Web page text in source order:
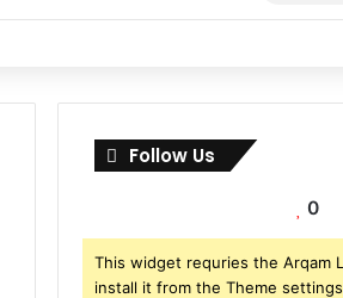
Follow Us
0
This widget requries the Arqam
install it from the Theme